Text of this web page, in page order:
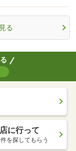
る
に行って
を探してもらう